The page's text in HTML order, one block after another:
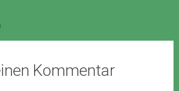
Kommentar